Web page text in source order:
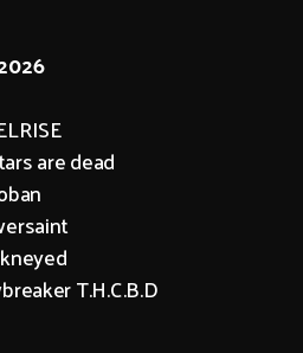
are dead
T.H.C.B.D